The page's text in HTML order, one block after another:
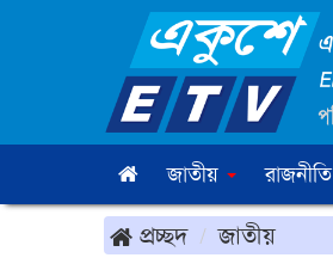
জাতীয় রাজনীতি
প্রচ্ছদ জাতীয়